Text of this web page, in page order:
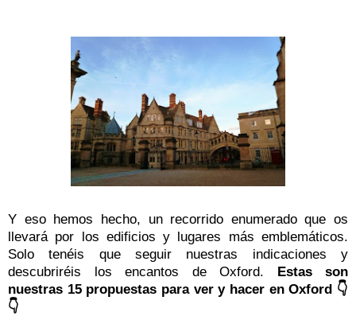
Y eso hemos hecho, un recorrido enumerado que os
llevará por los edificios y lugares más emblemáticos.
Solo tenéis que seguir nuestras indicaciones y
descubriréis los encantos de Oxford. Estas son
nuestras 15 propuestas para ver y hacer en Oxford 👇
👇